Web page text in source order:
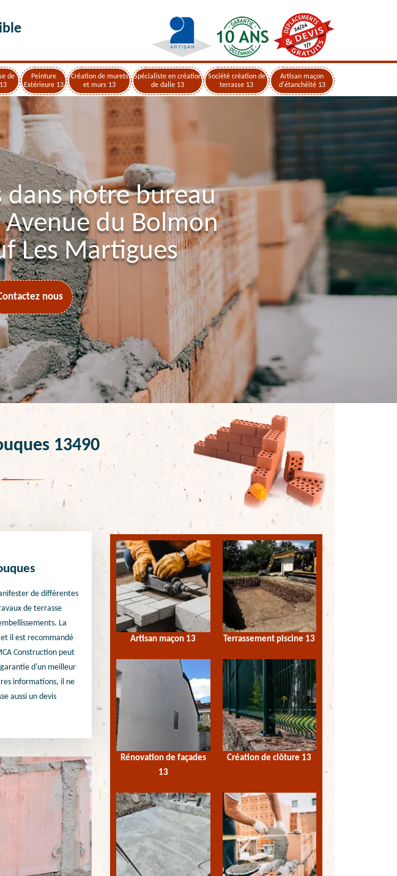
de
Peinture
Extérieure 13
Création de murets
et murs 13
Spécialiste en création
de dalle 13
Société création de
terrasse 13
Artisan maçon
d'étanchéité 13
dans notre bureau
Avenue du Bolmon
Les Martigues
nous
13490
de différentes
de terrasse
La
il est recommandé
Construction peut
d'un meilleur
informations, il ne
aussi un devis
Artisan maçon 13 Terrassement piscine 13
Rénovation de façades
13
Création de clôture 13